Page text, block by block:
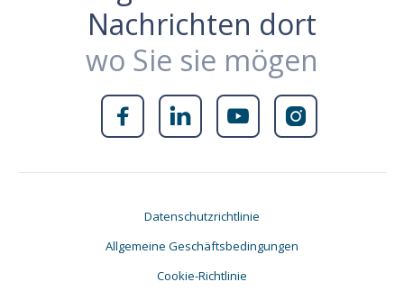
Nachrichten dort
wo Sie sie mögen
   
Datenschutzrichtlinie
Allgemeine Geschäftsbedingungen
Cookie-Richtlinie